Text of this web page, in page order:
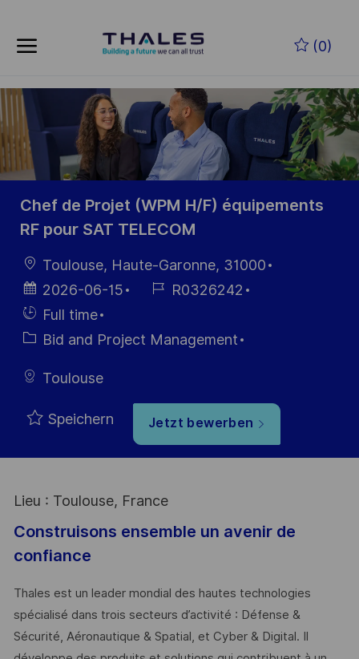
(0)
-
Chef de Projet (WPM H/F) équipements
RF pour SAT TELECOM
Ort
Toulouse, Haute-Garonne, 31000
Datum der
Veröffentlichung
2026-06-15
Job- R0326242
Einstellunngstyp
Full time
Kategorie
Bid and Project Management
Toulouse
Speichern Jetzt bewerben
Lieu : Toulouse, France
Construisons ensemble un avenir de
confiance
Thales est un leader mondial des hautes technologies
spécialisé dans trois secteurs d’activité : Défense &
Sécurité, Aéronautique & Spatial, et Cyber & Digital. Il